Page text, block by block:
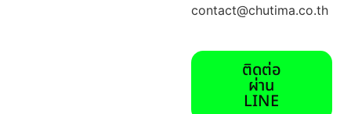
contact@chutima.co.th
ติดต่อ
ผ่าน
LINE